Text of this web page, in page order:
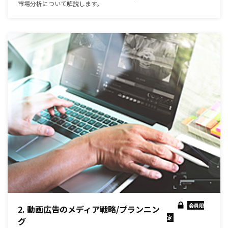
市場分析について解説します。
2. 動画広告のメディア戦略/プランニン
グ
会員限
定